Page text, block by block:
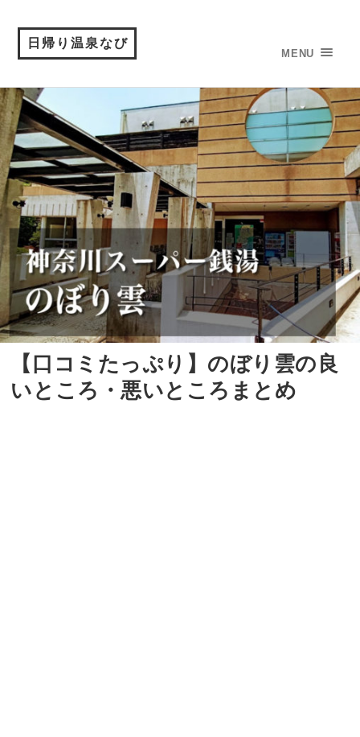
日帰り温泉なび
MENU
【口コミたっぷり】のぼり雲の良
いところ・悪いところまとめ